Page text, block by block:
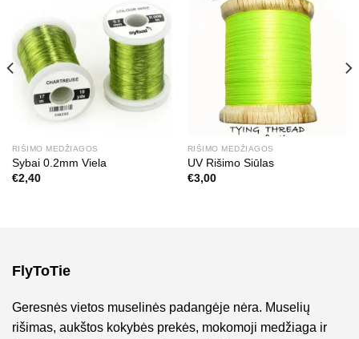
RIŠIMO MEDŽIAGOS
Sybai 0.2mm Viela
€2,40
RIŠIMO MEDŽIAGOS
UV Rišimo Siūlas
€3,00
FlyToTie
Geresnės vietos muselinės padangėje nėra. Muselių
rišimas, aukštos kokybės prekės, mokomoji medžiaga ir